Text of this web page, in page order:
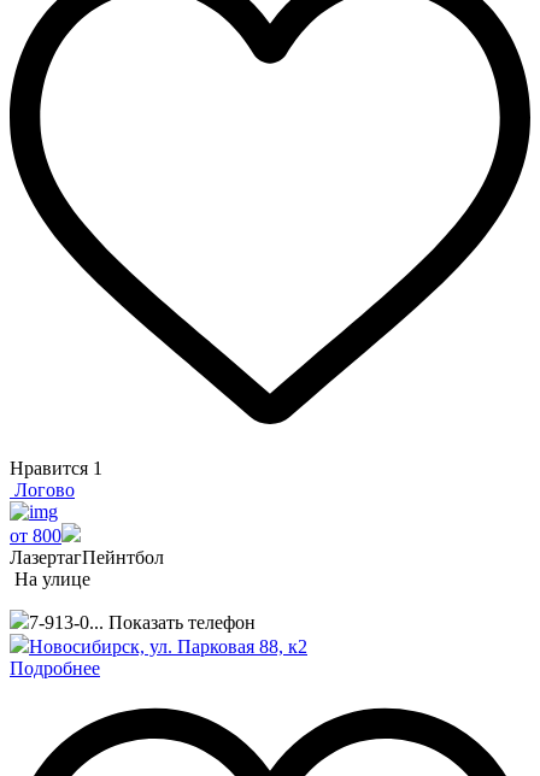
Нравится 1
Логово
от 800
ЛазертагПейнтбол
На улице
7-913-0... Показать телефон
Новосибирск, ул. Парковая 88, к2
Подробнее